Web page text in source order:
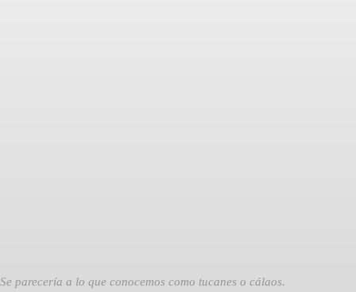
Se parecería a lo que conocemos como tucanes o cálaos.